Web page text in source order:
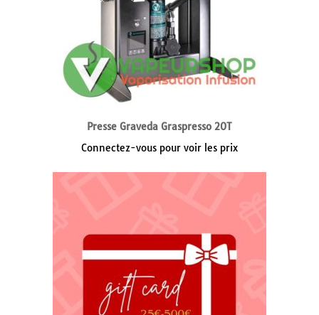
Presse Graveda Graspresso 20T
Connectez-vous pour voir les prix